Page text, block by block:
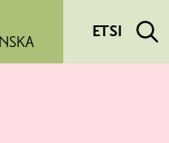
ETSI